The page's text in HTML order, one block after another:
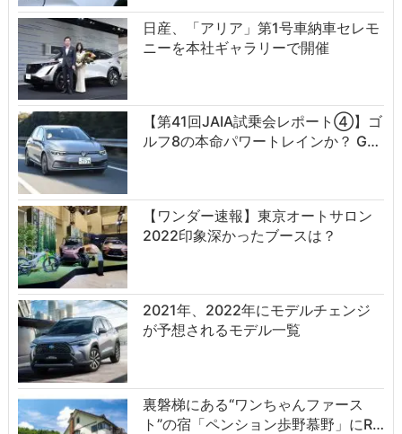
日産、「アリア」第1号車納車セレモ
ニーを本社ギャラリーで開催
【第41回JAIA試乗会レポート④】ゴ
ルフ8の本命パワートレインか？ G…
【ワンダー速報】東京オートサロン
2022印象深かったブースは？
2021年、2022年にモデルチェンジ
が予想されるモデル一覧
裏磐梯にある“ワンちゃんファース
ト”の宿「ペンション歩野慕野」にR…